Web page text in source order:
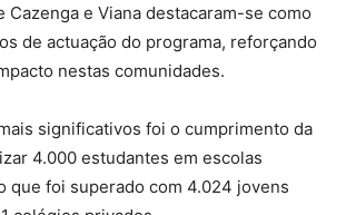
Cazenga e Viana destacaram-se como
de actuação do programa, reforçando
nestas comunidades.
significativos foi o cumprimento da
4.000 estudantes em escolas
que foi superado com 4.024 jovens